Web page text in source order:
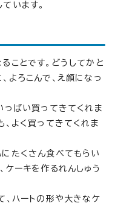
います。
ことです。どうしてかと
よろこんで、え顔になっ
っぱい買ってきてくれま
、よく買ってきてくれま
たくさん食べてもらい
ケーキを作るれんしゅう
、ハートの形や大きなケ